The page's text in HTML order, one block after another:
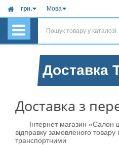
грн. Мова
0грн.
Доставка
Доставка з
Інтернет магазин «Салон
відправку замовленого товару
транспортними